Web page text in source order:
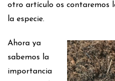
otro artículo os contaremos
la especie.
Ahora ya
sabemos la
importancia